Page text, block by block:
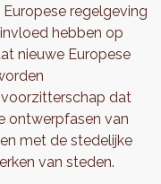
regelgeving
hebben op
nieuwe Europese
dat
ontwerpfasen van
met de stedelijke
van steden.